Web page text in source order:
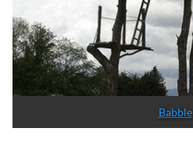
Babble